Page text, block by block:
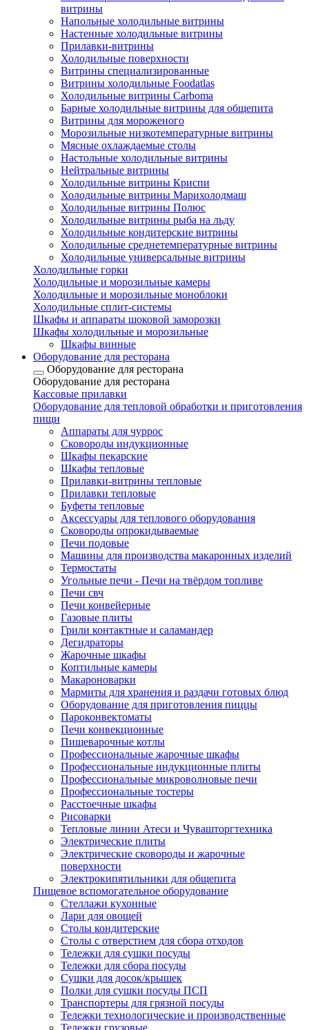
витрины
Напольные холодильные витрины
Настенные холодильные витрины
Прилавки-витрины
Холодильные поверхности
Витрины специализированные
Витрины холодильные Foodatlas
Холодильные витрины Carboma
Барные холодильные витрины для общепита
Витрины для мороженого
Морозильные низкотемпературные витрины
Мясные охлаждаемые столы
Настольные холодильные витрины
Нейтральные витрины
Холодильные витрины Криспи
Холодильные витрины Марихолодмаш
Холодильные витрины Полюс
Холодильные витрины рыба на льду
Холодильные кондитерские витрины
Холодильные среднетемпературные витрины
Холодильные универсальные витрины
Холодильные горки
Холодильные и морозильные камеры
Холодильные и морозильные моноблоки
Холодильные сплит-системы
Шкафы и аппараты шоковой заморозки
Шкафы холодильные и морозильные
Шкафы винные
Оборудование для ресторана
Оборудование для ресторана
Оборудование для ресторана
Кассовые прилавки
Оборудование для тепловой обработки и приготовления
пищи
Аппараты для чуррос
Сковороды индукционные
Шкафы пекарские
Шкафы тепловые
Прилавки-витрины тепловые
Прилавки тепловые
Буфеты тепловые
Аксессуары для теплового оборудования
Сковороды опрокидываемые
Печи подовые
Машины для производства макаронных изделий
Термостаты
Угольные печи - Печи на твёрдом топливе
Печи свч
Печи конвейерные
Газовые плиты
Грили контактные и саламандер
Дегидраторы
Жарочные шкафы
Коптильные камеры
Макароноварки
Мармиты для хранения и раздачи готовых блюд
Оборудование для приготовления пиццы
Пароконвектоматы
Печи конвекционные
Пищеварочные котлы
Профессиональные жарочные шкафы
Профессиональные индукционные плиты
Профессиональные микроволновые печи
Профессиональные тостеры
Расстоечные шкафы
Рисоварки
Тепловые линии Атеси и Чувашторгтехника
Электрические плиты
Электрические сковороды и жарочные
поверхности
Электрокипятильники для общепита
Пищевое вспомогательное оборудование
Стеллажи кухонные
Лари для овощей
Столы кондитерские
Столы с отверстием для сбора отходов
Тележки для сушки посуды
Тележки для сбора посуды
Сушки для досок/крышек
Полки для сушки посуды ПСП
Транспортеры для грязной посуды
Тележки технологические и производственные
Тележки грузовые